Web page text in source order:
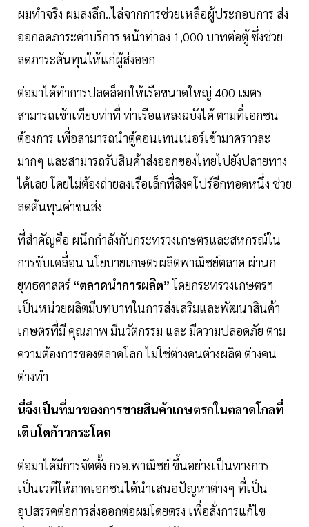
ผมทำจริง ผมลงลึก..ไล่จากการช่วยเหลือผู้ประกอบการ ส่ง
ออกลดภาระค่าบริการ หน้าท่าลง 1,000 บาทต่อตู้ ซึ่งช่วย
ลดภาระต้นทุนให้แก่ผู้ส่งออก
ต่อมาได้ทำการปลดล็อกให้เรือขนาดใหญ่ 400 เมตร
สามารถเข้าเทียบท่าที่ ท่าเรือแหลงฉบังได้ ตามที่เอกชน
ต้องการ เพื่อสามารถนําตู้คอนเทนเนอร์เข้ามาคราวละ
มากๆ และสามารถรับสินค้าส่งออกของไทยไปยังปลายทาง
ได้เลย โดยไม่ต้องถ่ายลงเรือเล็กที่สิงคโปร์อีกทอดหนึ่ง ช่วย
ลดต้นทุนค่าขนส่ง
ที่สำคัญคือ ผนึกกําลังกับกระทรวงเกษตรและสหกรณ์ใน
การขับเคลื่อน นโยบายเกษตรผลิตพาณิชย์ตลาด ผ่านก
ยุทธศาสตร์ “ตลาดนําการผลิต” โดยกระทรวงเกษตรฯ
เป็นหน่วยผลิตมีบทบาทในการส่งเสริมและพัฒนาสินค้า
เกษตรที่มี คุณภาพ มีนวัตกรรม และ มีความปลอดภัย ตาม
ความต้องการของตลาดโลก ไม่ใช่ต่างคนต่างผลิต ต่างคน
ต่างทำ
นี่จึงเป็นที่มาของการขายสินค้าเกษตรกในตลาดโกลที่
เติบโตก้าวกระโดด
ต่อมาได้มีการจัดตั้ง กรอ.พาณิชย์ ขึ้นอย่างเป็นทางการ
เป็นเวทีให้ภาคเอกชนได้นําเสนอปัญหาต่างๆ ที่เป็น
อุปสรรคต่อการส่งออกต่อผมโดยตรง เพื่อสั่งการแก้ไข